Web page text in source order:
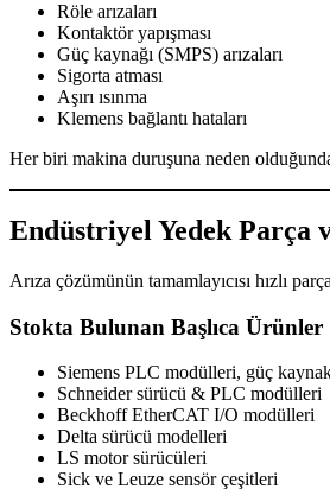
Röle arızaları
Kontaktör yapışması
Güç kaynağı (SMPS) arızaları
Sigorta atması
Aşırı ısınma
Klemens bağlantı hataları
Her biri makina duruşuna neden
Endüstriyel Yedek Parça
Arıza çözümünün tamamlayıcısı hızlı
Stokta Bulunan Başlıca Ürünler
Siemens PLC modülleri, güç
Schneider sürücü & PLC modülleri
Beckhoff EtherCAT I/O modülleri
Delta sürücü modelleri
LS motor sürücüleri
Sick ve Leuze sensör çeşitleri